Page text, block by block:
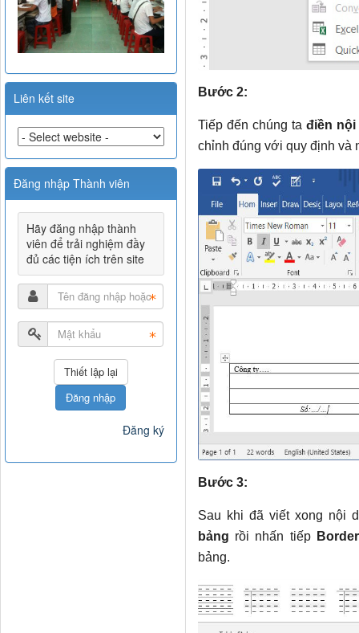
Bước 2:
Tiếp đến chúng ta điền
chỉnh đúng với quy định và
Bước 3:
Sau khi đã viết xong nội
bảng rồi nhấn tiếp
bảng.
Liên kết site
Đăng nhập Thành viên
Hãy đăng nhập thành
viên để trải nghiệm đầy
đủ các tiện ích trên site
Đăng nhập
Đăng ký